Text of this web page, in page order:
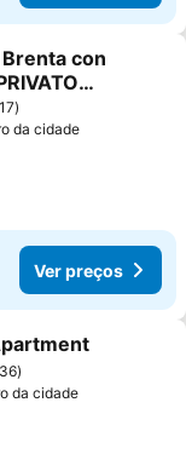
favoritos
con
di
17
da cidade
Ver preços
favoritos
36
da cidade